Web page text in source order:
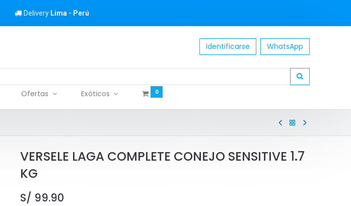
Delivery Lima - Perú
Identificarse WhatsApp
Ofertas Exóticos 0
VERSELE LAGA COMPLETE CONEJO SENSITIVE 1.7
KG
S/ 99.90